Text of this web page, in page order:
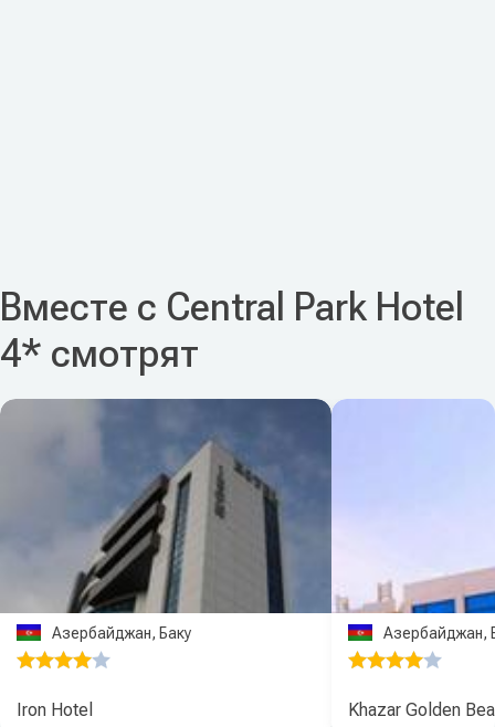
Вместе с Central Park Hotel
4* смотрят
Азербайджан, Баку
Iron Hotel
Азербайджан,
Khazar Golden